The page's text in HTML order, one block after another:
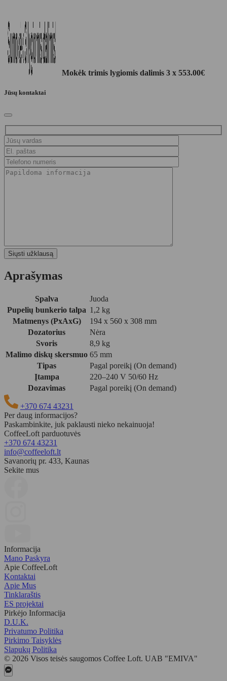
Mokėk trimis lygiomis dalimis 3 x 553.00€
Jūsų kontaktai
Aprašymas
Spalva
Juoda
Pupelių bunkerio talpa 1,2 kg
Matmenys (PxAxG)
194 x 560 x 308 mm
Dozatorius
Nėra
Svoris
8,9 kg
Malimo diskų skersmuo 65 mm
Tipas
Pagal poreikį (On demand)
Įtampa
220–240 V 50/60 Hz
Dozavimas
Pagal poreikį (On demand)
+370 674 43231
Per daug informacijos?
Paskambinkite, juk paklausti nieko nekainuoja!
CoffeeLoft parduotuvės
+370 674 43231
info@coffeeloft.lt
Savanorių pr. 433, Kaunas
Sekite mus
Informacija
Mano Paskyra
Apie CoffeeLoft
Kontaktai
Apie Mus
Tinklaraštis
ES projektai
Pirkėjo Informacija
D.U.K.
Privatumo Politika
Pirkimo Taisyklės
Slapukų Politika
© 2026 Visos teisės saugomos Coffee Loft. UAB "EMIVA"